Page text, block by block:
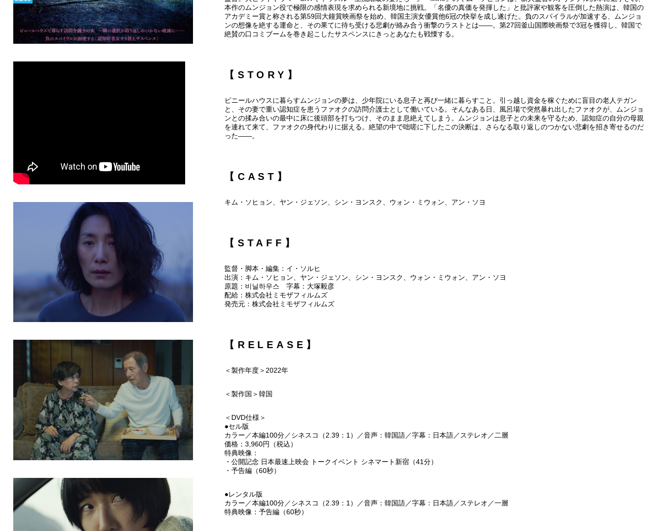
本作のムンジョン役で極限の感情表現を求められる新境地に挑戦。「名優の真価を発揮した」と批評家や観客を圧倒した熱演は、韓国の
アカデミー賞と称される第59回大鐘賞映画祭を始め、韓国主演女優賞他6冠の快挙を成し遂げた。負のスパイラルが加速する、ムンジョ
ンの想像を絶する運命と、その果てに待ち受ける悲劇が絡み合う衝撃のラストとは――。第27回釜山国際映画祭で3冠を獲得し、韓国で
絶賛の口コミブームを巻き起こしたサスペンスにきっとあなたも戦慄する。
【STORY】
ビニールハウスに暮らすムンジョンの夢は、少年院にいる息子と再び一緒に暮らすこと。引っ越し資金を稼ぐために盲目の老人テガン
と、その妻で重い認知症を患うファオクの訪問介護士として働いている。そんなある日、風呂場で突然暴れ出したファオクが、ムンジョ
ンとの揉み合いの最中に床に後頭部を打ちつけ、そのまま息絶えてしまう。ムンジョンは息子との未来を守るため、認知症の自分の母親
を連れて来て、ファオクの身代わりに据える。絶望の中で咄嗟に下したこの決断は、さらなる取り返しのつかない悲劇を招き寄せるのだ
った――。
【CAST】
キム・ソヒョン、ヤン・ジェソン、シン・ヨンスク、ウォン・ミウォン、アン・ソヨ
【STAFF】
監督・脚本・編集：イ・ソルヒ
出演：キム・ソヒョン、ヤン・ジェソン、シン・ヨンスク、ウォン・ミウォン、アン・ソヨ
原題：비닐하우스 字幕：大塚毅彦
配給：株式会社ミモザフィルムズ
発売元：株式会社ミモザフィルムズ
【RELEASE】
＜製作年度＞2022年
＜製作国＞韓国
＜DVD仕様＞
●セル版
カラー／本編100分／シネスコ（2.39：1）／音声：韓国語／字幕：日本語／ステレオ／二層
価格：3,960円（税込）
特典映像：
・公開記念 日本最速上映会 トークイベント シネマート新宿（41分）
・予告編（60秒）
●レンタル版
カラー／本編100分／シネスコ（2.39：1）／音声：韓国語／字幕：日本語／ステレオ／一層
特典映像：予告編（60秒）